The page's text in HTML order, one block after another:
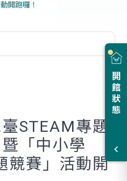
開館狀態
開跑囉！
臺STEAM專題
「中小學
競賽」活動開